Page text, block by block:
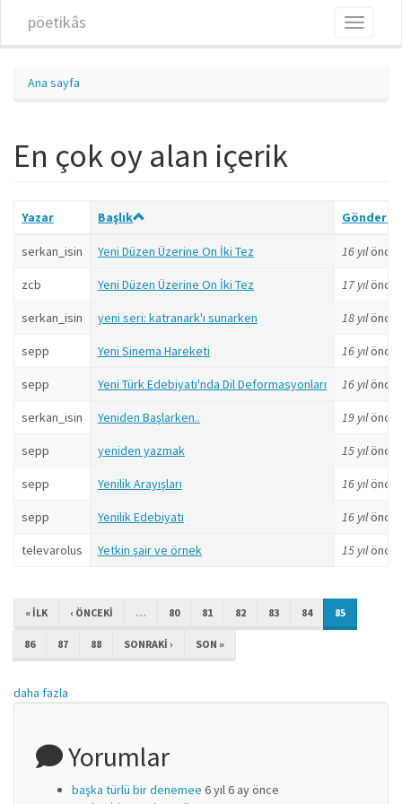
pöetikâs
Toggle
Ana sayfa
En çok oy alan içerik
Yazar Başlık Gönderen
serkan_isin Yeni Düzen Üzerine On İki Tez 16 yılönce
zcb Yeni Düzen Üzerine On İki Tez 17 yılönce
serkan_isin yeni seri: katranark'ı sunarken 18 yılönce
sepp Yeni Sinema Hareketi 16 yılönce
sepp Yeni Türk Edebiyatı'nda Dil Deformasyonları 16 yılönce
serkan_isin Yeniden Başlarken.. 19 yılönce
sepp yeniden yazmak 15 yılönce
sepp Yenilik Arayışları 16 yılönce
sepp Yenilik Edebiyatı 16 yılönce
televarolus Yetkin şair ve örnek 15 yılönce
« ILK ‹ ÖNCEKI … 80 81 82 83 84 85
86 87 88 SONRAKI › SON »
daha fazla
Yorumlar
başka türlü bir denemee 6 yıl 6 ay önce